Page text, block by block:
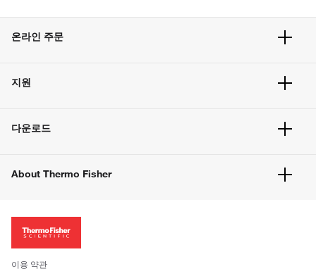
온라인 주문
주문 방법
벌크 주문
지원
고객 센터
웹사이트 개선사항
다운로드
About Thermo Fisher
투자자
사회적 책임
이용 약관